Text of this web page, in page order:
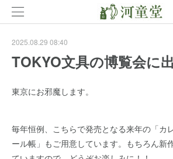
2025.08.29 08:40
TOKYO文具の博覧会に
東京にお邪魔します。
毎年恒例、こちらで発売となる来年の「カ
ール帳」もご用意しています。もちろん新